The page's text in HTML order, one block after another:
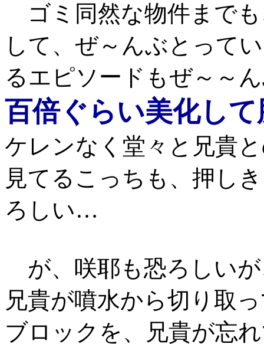
ゴミ同然な物件まで
して、ぜ～んぶとって
るエピソードもぜ～～
百倍ぐらい美化し
ケレンなく堂々と兄貴
見てるこっちも、押し
ろしい…
が、咲耶も恐ろしい
兄貴が噴水から切り取
ブロックを、兄貴が忘